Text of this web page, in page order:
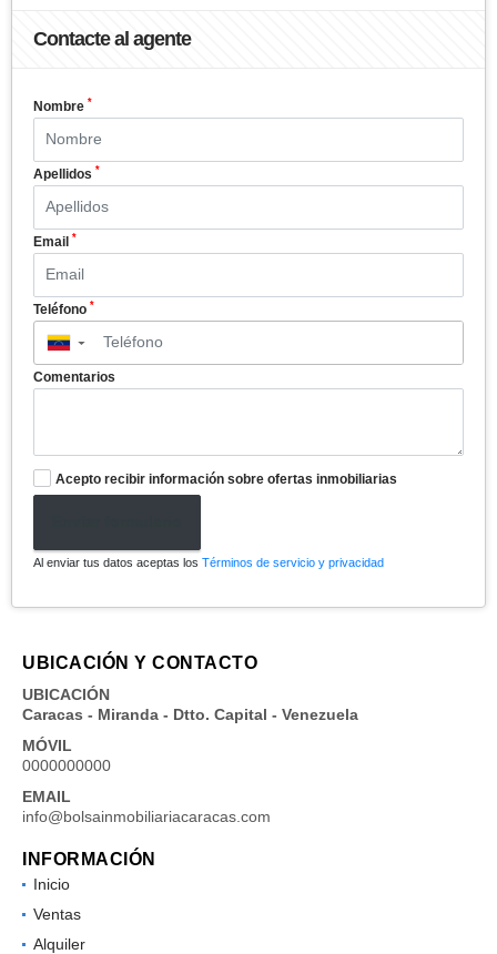
Contacte al agente
Nombre *
Apellidos *
Email *
Teléfono *
▼
Comentarios
Acepto recibir información sobre ofertas inmobiliarias
Al enviar tus datos aceptas los Términos de servicio y privacidad
UBICACIÓN Y CONTACTO
UBICACIÓN
Caracas - Miranda - Dtto. Capital - Venezuela
MÓVIL
0000000000
EMAIL
info@bolsainmobiliariacaracas.com
INFORMACIÓN
Inicio
Ventas
Alquiler